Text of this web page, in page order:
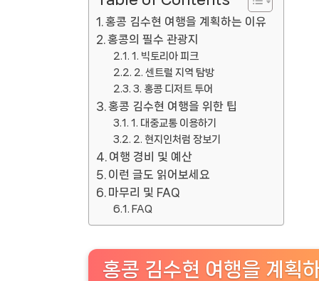
홍콩 김수현 여행을 계획하는 이유
홍콩의 필수 관광지
1. 빅토리아 피크
2. 센트럴 지역 탐방
3. 홍콩 디저트 투어
홍콩 김수현 여행을 위한 팁
1. 대중교통 이용하기
2. 현지인처럼 장보기
여행 경비 및 예산
이런 글도 읽어보세요
마무리 및 FAQ
FAQ
홍콩 김수현 여행을 계획